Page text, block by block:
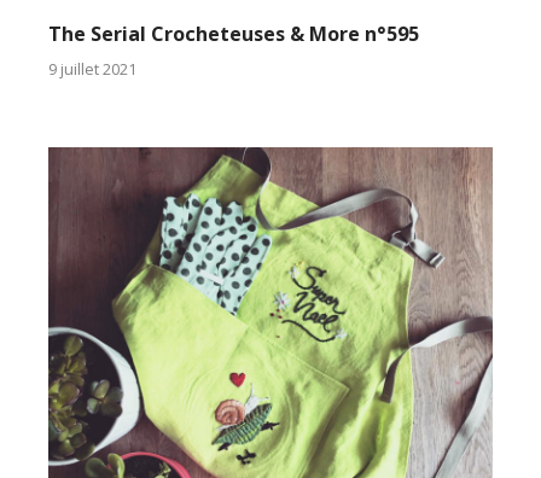
The Serial Crocheteuses & More n°595
9 juillet 2021